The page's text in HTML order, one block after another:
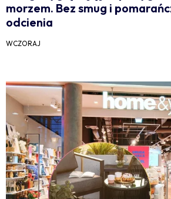
morzem. Bez smug i
odcienia
WCZORAJ